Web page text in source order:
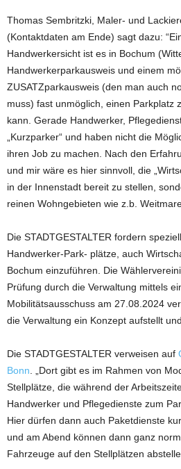
Thomas Sembritzki, Maler- und
(Kontaktdaten am Ende) sagt dazu:
Handwerkersicht ist es in Bochum
Handwerkerparkausweis und einem
ZUSATZparkausweis (den man auch
muss) fast unmöglich, einen Parkplatz
kann. Gerade Handwerker,
„Kurzparker“ und haben nicht die
ihren Job zu machen. Nach den
und mir wäre es hier sinnvoll, die
in der Innenstadt bereit zu stellen,
reinen Wohngebieten wie z.b.
Die STADTGESTALTER fordern
Handwerker-Park- plätze, auch
Bochum einzuführen. Die
Prüfung durch die Verwaltung mittels
Mobilitätsausschuss am 27.08.2024
die Verwaltung ein Konzept aufstellt
Die STADTGESTALTER verweisen auf
Bonn . „Dort gibt es im Rahmen von
Stellplätze, die während der
Handwerker und Pflegedienste zum
Hier dürfen dann auch Paketdienste
und am Abend können dann ganz
Fahrzeuge auf den Stellplätzen